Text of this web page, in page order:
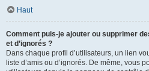
Haut
Comment puis-je ajouter ou supprimer
et d’ignorés ?
Dans chaque profil d’utilisateurs, un lien
liste d’amis ou d’ignorés. De même, vous